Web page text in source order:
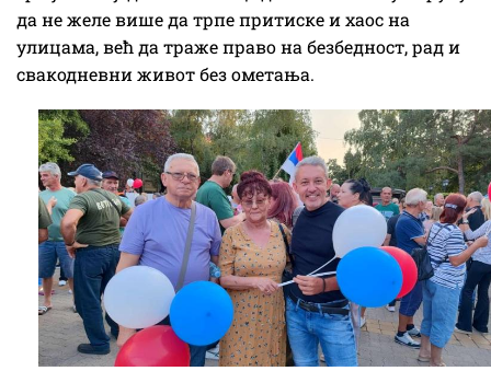
да не желе више да трпе притиске и хаос на
улицама, већ да траже право на безбедност, рад и
свакодневни живот без ометања.